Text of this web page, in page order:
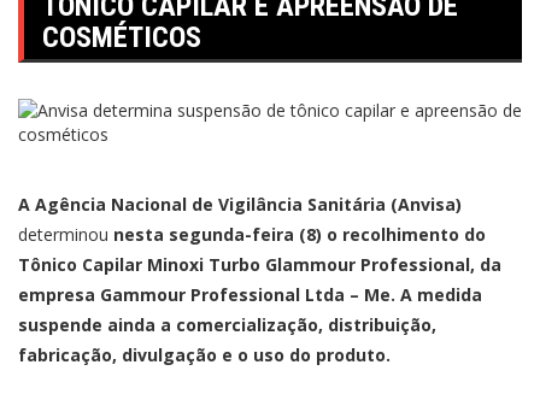
COSMÉTICOS
A Agência Nacional de Vigilância Sanitária (Anvisa)
determinou nesta segunda-feira (8) o recolhimento do
Tônico Capilar Minoxi Turbo Glammour Professional, da
empresa Gammour Professional Ltda – Me. A medida
suspende ainda a comercialização, distribuição,
fabricação, divulgação e o uso do produto.